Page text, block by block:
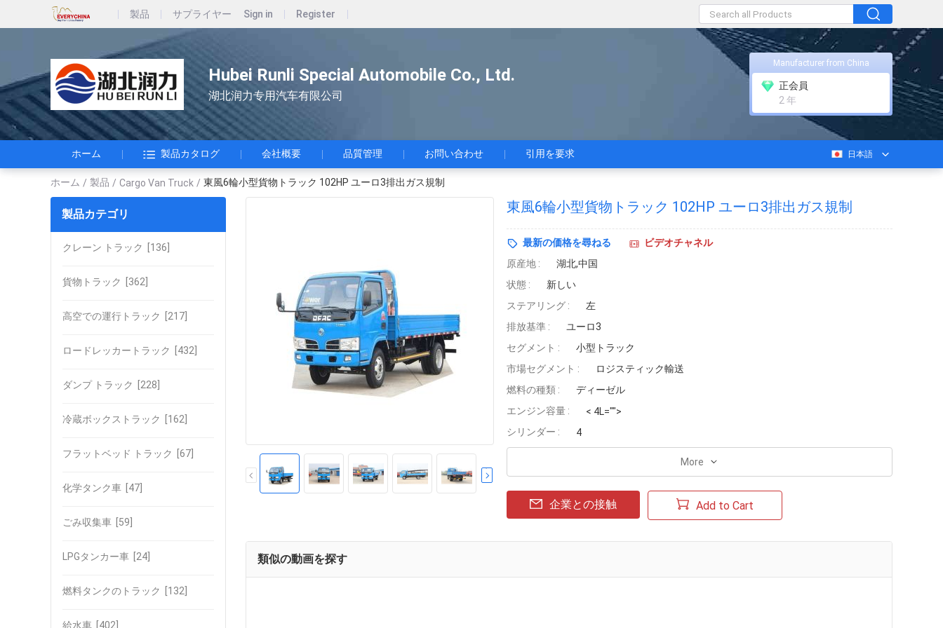
製品 サプライヤー Sign in Register
Hubei Runli Special Automobile Co., Ltd.
湖北润力专用汽车有限公司
Manufacturer from China
正会員
2 年
ホーム 製品カタログ 会社概要 品質管理 お問い合わせ 引用を要求 日本語
ホーム / 製品 / Cargo Van Truck / 東風6輪小型貨物トラック 102HP ユーロ3排出ガス規制
製品カテゴリ
クレーン トラック [136]
貨物トラック [362]
高空での運行トラック [217]
ロードレッカートラック [432]
ダンプ トラック [228]
冷蔵ボックストラック [162]
フラットベッド トラック [67]
化学タンク車 [47]
ごみ収集車 [59]
LPGタンカー車 [24]
燃料タンクのトラック [132]
給水車 [402]
東風6輪小型貨物トラック 102HP ユーロ3排出ガス規制
最新の価格を尋ねる
ビデオチャネル
原産地 :
湖北,中国
状態 :
新しい
ステアリング :
左
排放基準 :
ユーロ3
セグメント :
小型トラック
市場セグメント :
ロジスティック輸送
燃料の種類 :
ディーゼル
エンジン容量 :
< 4L="">
シリンダー :
4
More
企業との接触 Add to Cart
類似の動画を探す